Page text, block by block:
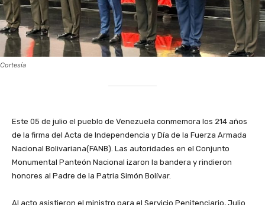
Cortesía
‎Este 05 de julio el pueblo de Venezuela conmemora los 214 años
de la firma del Acta de Independencia y Día de la Fuerza Armada
Nacional Bolivariana(FANB). Las autoridades en el Conjunto
Monumental Panteón Nacional izaron la bandera y rindieron
honores al Padre de la Patria Simón Bolívar.
‎Al acto asistieron el ministro para el Servicio Penitenciario, Julio